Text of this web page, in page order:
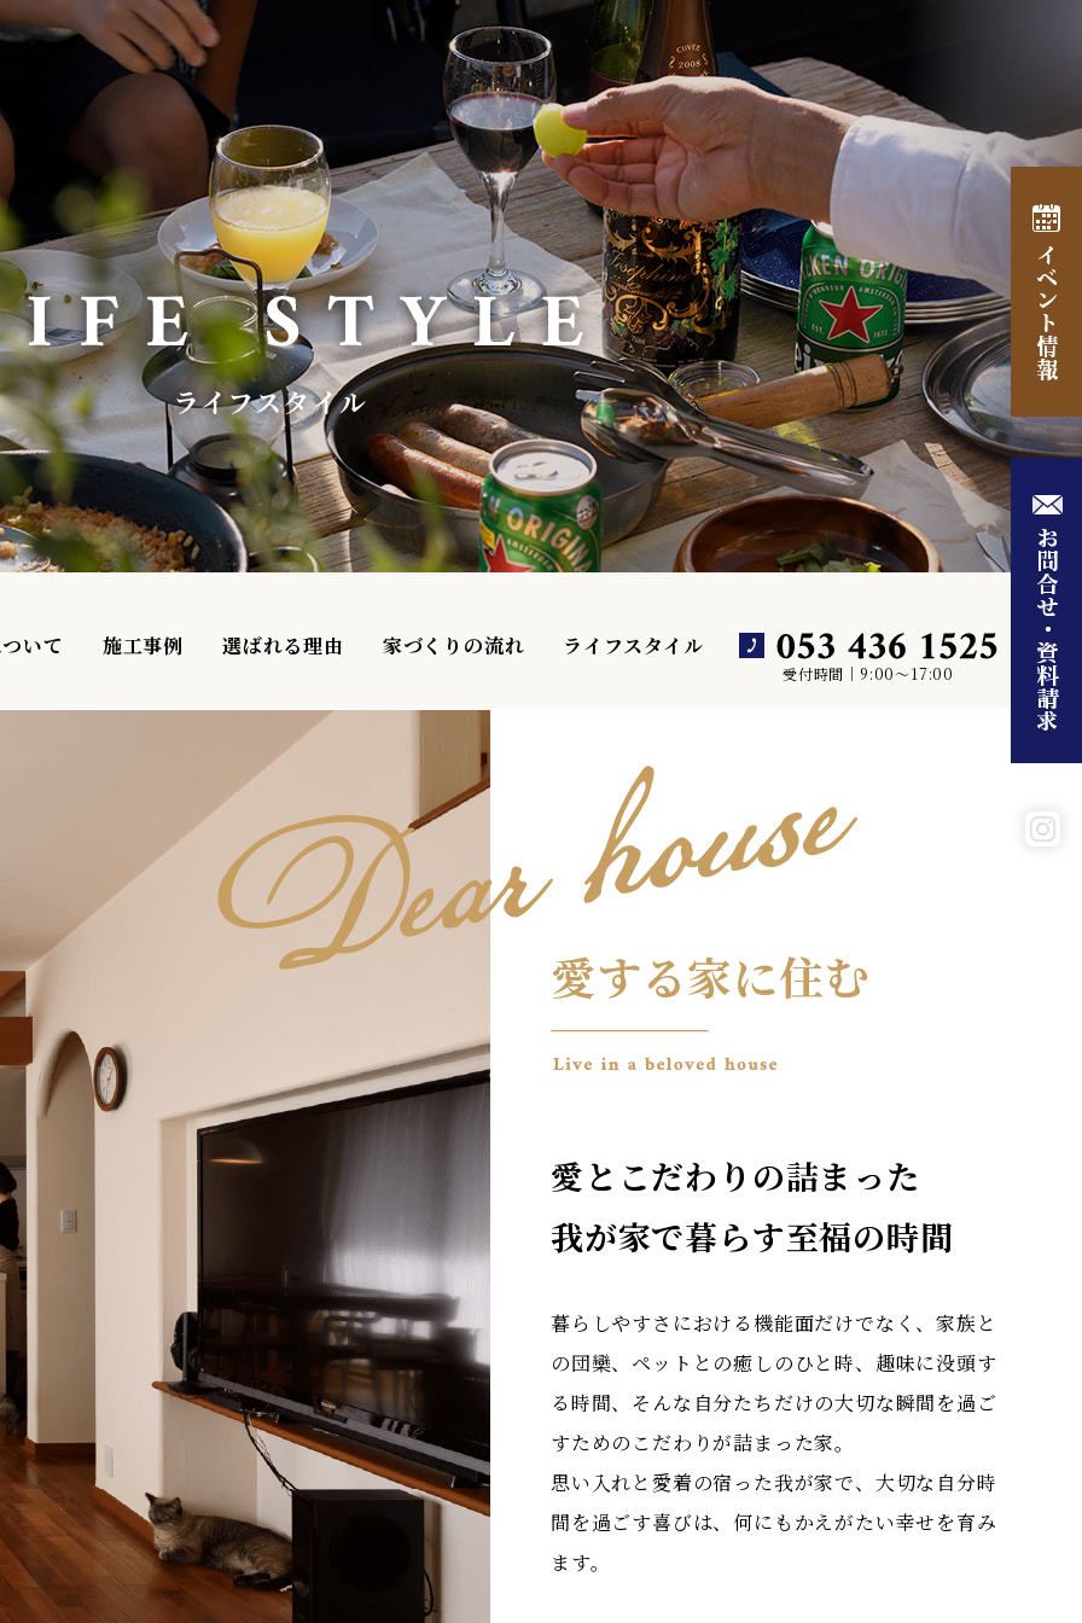
ライフスタイル
いて 施工事例 選ばれる理由 家づくりの流れ ライフスタイル
受付時間｜9:00～17:00
愛する家に住む
愛とこだわりの詰まった
我が家で暮らす至福の時間
暮らしやすさにおける機能面だけでなく、家族と
の団欒、ペットとの癒しのひと時、趣味に没頭す
る時間、そんな自分たちだけの大切な瞬間を過ご
すためのこだわりが詰まった家。
思い入れと愛着の宿った我が家で、大切な自分時
間を過ごす喜びは、何にもかえがたい幸せを育み
ます。